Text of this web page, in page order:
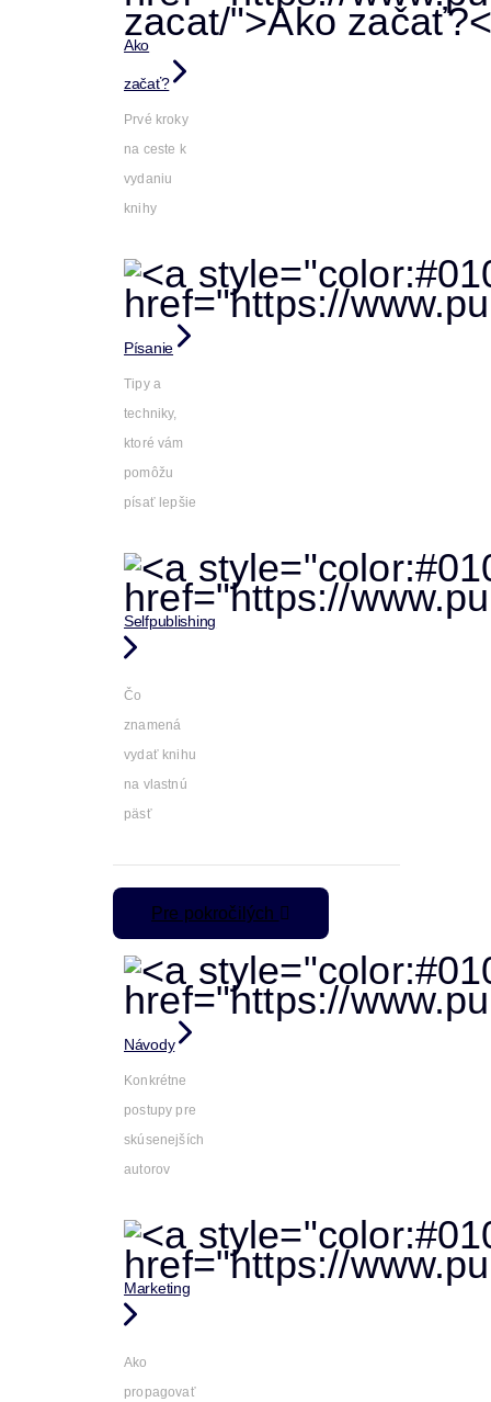
Ako
začať?
Prvé kroky
na ceste k
vydaniu
knihy
Písanie
Tipy a
techniky,
ktoré vám
pomôžu
písať lepšie
Selfpublishing
Čo
znamená
vydať knihu
na vlastnú
päsť
Pre pokročilých
Návody
Konkrétne
postupy pre
skúsenejších
autorov
Marketing
Ako
propagovať